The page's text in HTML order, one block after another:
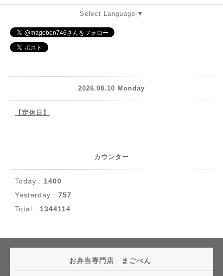
Select Language ▼
2026.08.10 Monday
【定休日】
カウンター
Today : 1400
Yesterday : 757
Total : 1344114
お弁当専門店 まごべん